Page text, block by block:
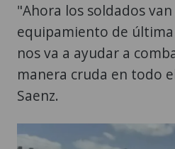
"Ahora los soldados
equipamiento de
nos va a ayudar a
manera cruda en todo
Saenz.